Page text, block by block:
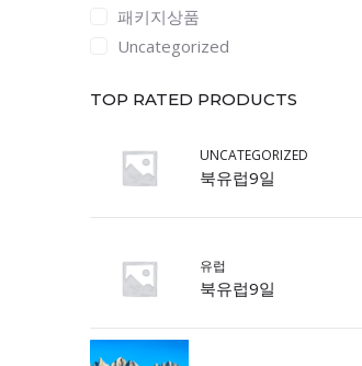
패키지상품
Uncategorized
TOP RATED PRODUCTS
UNCATEGORIZED
북유럽9일
유럽
북유럽9일